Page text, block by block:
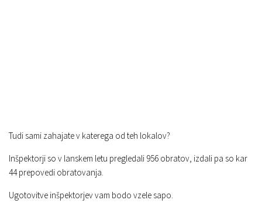
Tudi sami zahajate v katerega od teh lokalov?
Inšpektorji so v lanskem letu pregledali 956 obratov, izdali pa so kar
44 prepovedi obratovanja.
Ugotovitve inšpektorjev vam bodo vzele sapo.